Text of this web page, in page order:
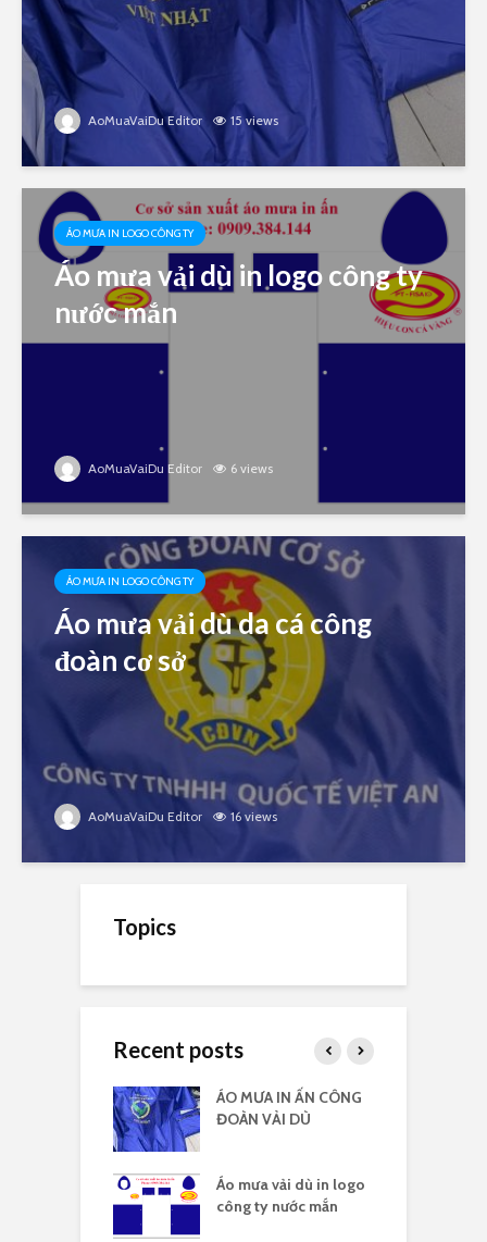
AoMuaVaiDu Editor 15 views
ÁO MƯA IN LOGO CÔNG TY
Áo mưa vải dù in logo công ty
nước mắn
AoMuaVaiDu Editor 6 views
ÁO MƯA IN LOGO CÔNG TY
Áo mưa vải dù da cá công
đoàn cơ sở
AoMuaVaiDu Editor 16 views
Topics
Recent posts
ÁO MƯA IN ẤN CÔNG
ĐOÀN VẢI DÙ
Áo mưa vải dù in logo
công ty nước mắn